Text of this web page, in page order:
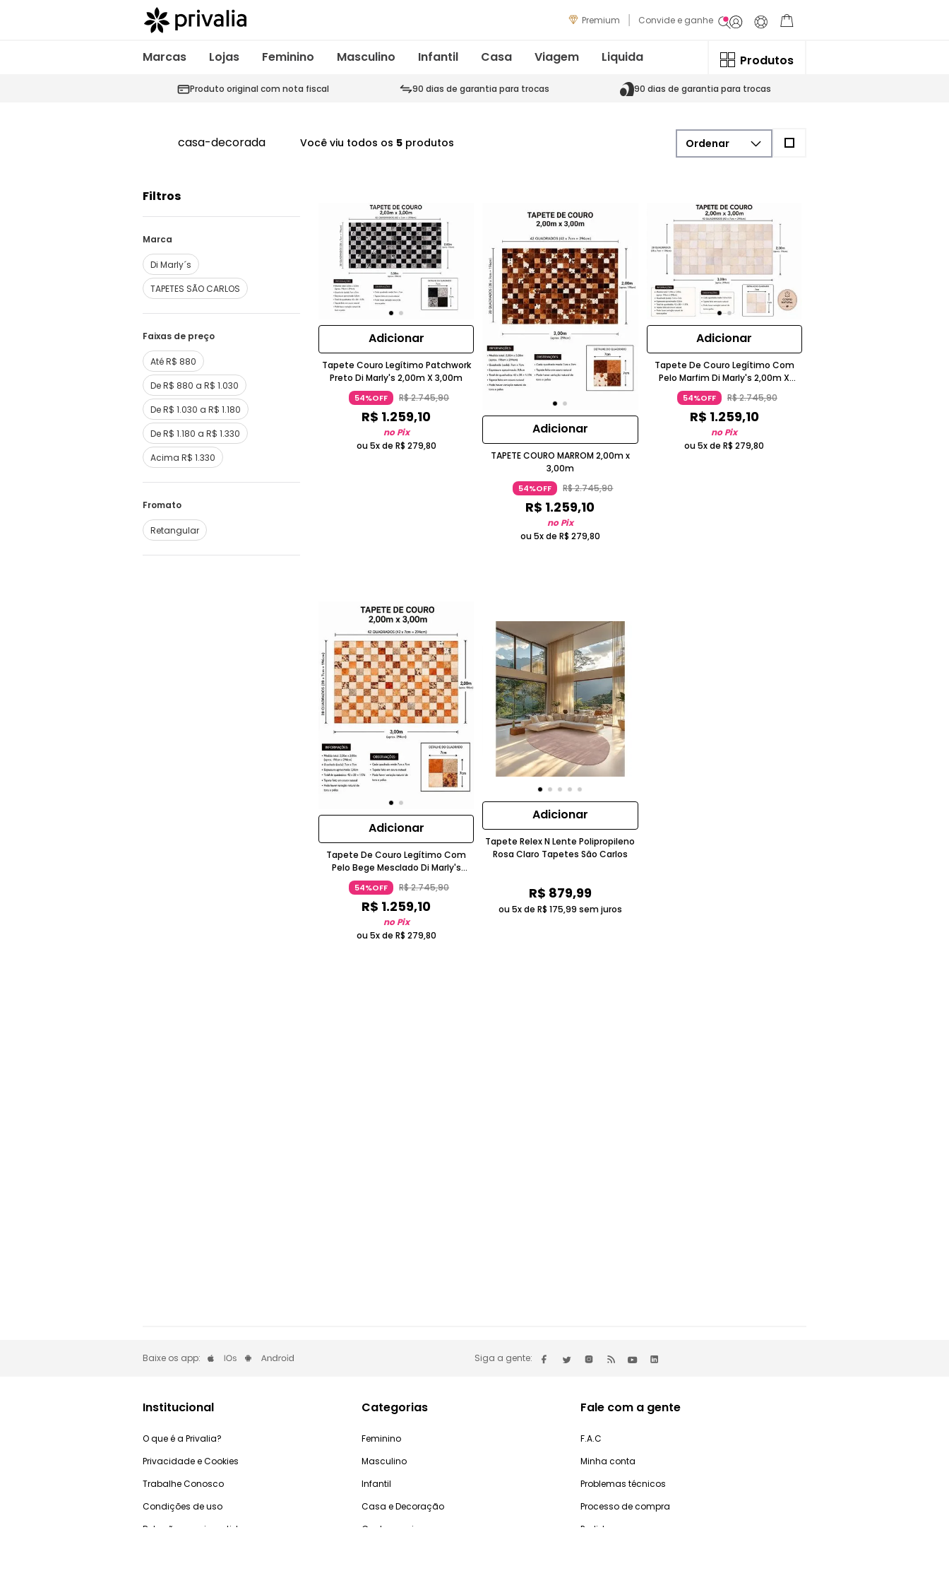
Premium Convide e ganhe
Marcas Lojas Feminino Masculino Infantil Casa Viagem Liquida Produtos
Produto original com nota fiscal 90 dias de garantia para trocas 90 dias de garantia para trocas
casa-decorada Você viu todos os 5 produtos
Filtros
Marca
Di Marly´s
TAPETES SÃO CARLOS
Faixas de preço
Até R$ 880
De R$ 880 a R$ 1.030
De R$ 1.030 a R$ 1.180
De R$ 1.180 a R$ 1.330
Acima R$ 1.330
Fromato
Retangular
Adicionar
Tapete Couro Legítimo Patchwork
Preto Di Marly's 2,00m X 3,00m
54%OFF R$2.745,90
R$ 1.259,10
no Pix
ou 5x de R$ 279,80
Adicionar
TAPETE COURO MARROM 2,00m x
3,00m
54%OFF R$2.745,90
R$ 1.259,10
no Pix
ou 5x de R$ 279,80
Adicionar
Tapete De Couro Legítimo Com
Pelo Marfim Di Marly's 2,00m X
3,00m
54%OFF R$2.745,90
R$ 1.259,10
no Pix
ou 5x deR$ 279,80
Adicionar
Tapete De Couro Legítimo Com
Pelo Bege Mesclado Di Marly's
2,00m X 3,00m
54%OFF R$2.745,90
R$ 1.259,10
no Pix
ou 5x de R$ 279,80
Adicionar
Tapete Relex N Lente Polipropileno
Rosa Claro Tapetes São Carlos
R$ 879,99
ou 5x de R$ 175,99 sem juros
Baixe os app: Siga a gente:
Institucional
O que é a Privalia?
Privacidade e Cookies
Trabalhe Conosco
Condições de uso
Relação com investidores
Categorias
Feminino
Masculino
Infantil
Casa e Decoração
Gastronomia
Fale com a gente
F.A.C
Minha conta
Problemas técnicos
Processo de compra
Pedidos